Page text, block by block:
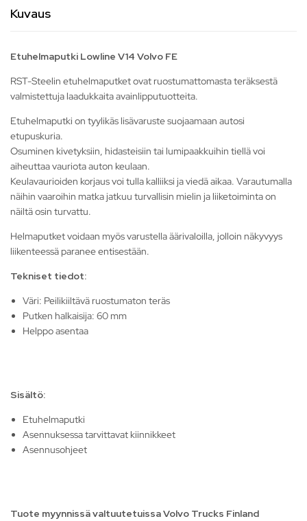
Kuvaus
Etuhelmaputki Lowline V14 Volvo FE
RST-Steelin etuhelmaputket ovat ruostumattomasta teräksestä
valmistettuja laadukkaita avainlipputuotteita.
Etuhelmaputki on tyylikäs lisävaruste suojaamaan autosi
etupuskuria.
Osuminen kivetyksiin, hidasteisiin tai lumipaakkuihin tiellä voi
aiheuttaa vauriota auton keulaan.
Keulavaurioiden korjaus voi tulla kalliiksi ja viedä aikaa. Varautumalla
näihin vaaroihin matka jatkuu turvallisin mielin ja liiketoiminta on
näiltä osin turvattu.
Helmaputket voidaan myös varustella äärivaloilla, jolloin näkyvyys
liikenteessä paranee entisestään.
Tekniset tiedot:
Väri: Peilikiiltävä ruostumaton teräs
Putken halkaisija: 60 mm
Helppo asentaa
Sisältö:
Etuhelmaputki
Asennuksessa tarvittavat kiinnikkeet
Asennusohjeet
Tuote myynnissä valtuutetuissa Volvo Trucks Finland